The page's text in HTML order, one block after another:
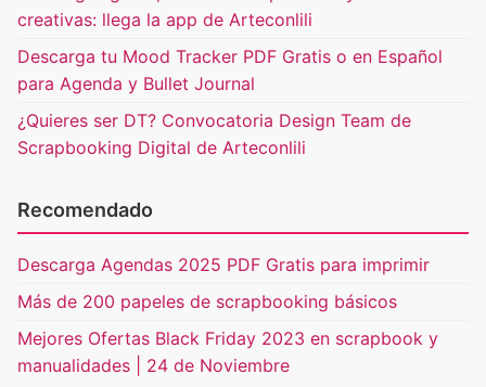
creativas: llega la app de Arteconlili
Descarga tu Mood Tracker PDF Gratis o en Español
para Agenda y Bullet Journal
¿Quieres ser DT? Convocatoria Design Team de
Scrapbooking Digital de Arteconlili
Recomendado
Descarga Agendas 2025 PDF Gratis para imprimir
Más de 200 papeles de scrapbooking básicos
Mejores Ofertas Black Friday 2023 en scrapbook y
manualidades | 24 de Noviembre